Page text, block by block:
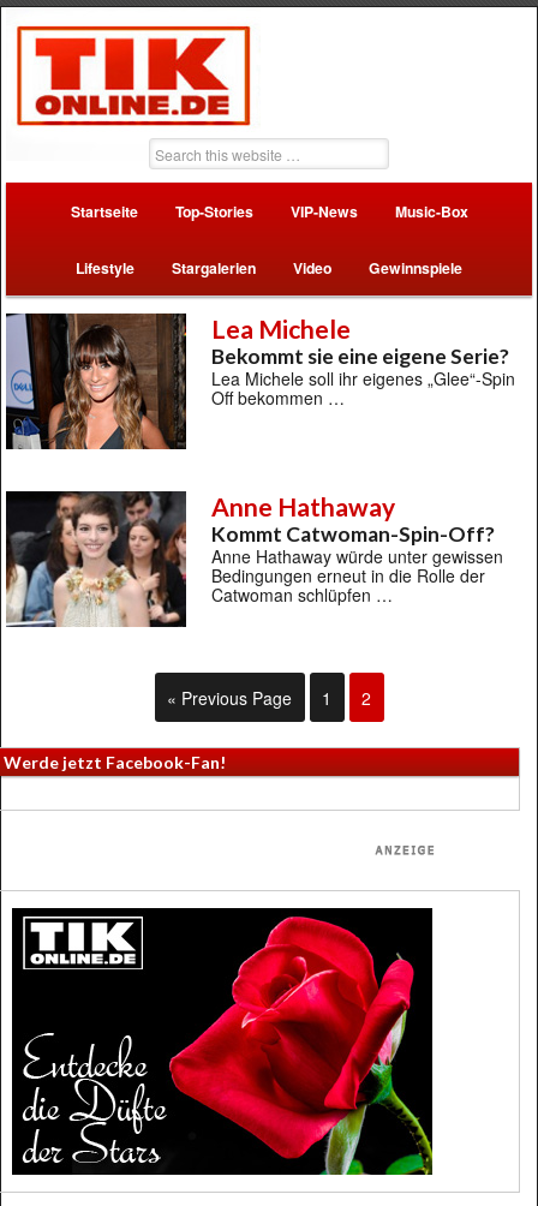
Startseite Top-Stories VIP-News Music-Box
Lifestyle Stargalerien Video Gewinnspiele
Lea Michele
Bekommt sie eine eigene Serie?
Lea Michele soll ihr eigenes „Glee“-Spin
Off bekommen …
Anne Hathaway
Kommt Catwoman-Spin-Off?
Anne Hathaway würde unter gewissen
Bedingungen erneut in die Rolle der
Catwoman schlüpfen …
« Previous Page 1 2
Werde jetzt Facebook-Fan!